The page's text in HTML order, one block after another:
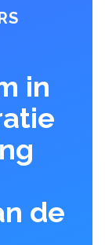
in
de